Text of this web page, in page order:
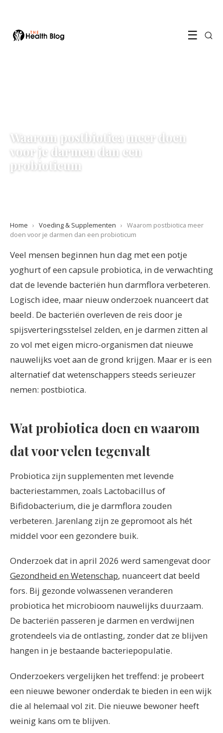
☰
Waarom postbiotica meer doen
voor je darmen dan een
probioticum
Home › Voeding & Supplementen › Waarom postbiotica meer
doen voor je darmen dan een probioticum
Veel mensen beginnen hun dag met een potje
yoghurt of een capsule probiotica, in de verwachting
dat de levende bacteriën hun darmflora verbeteren.
Logisch idee, maar nieuw onderzoek nuanceert dat
beeld. De bacteriën overleven de reis door je
spijsverteringsstelsel zelden, en je darmen zitten al
zo vol met eigen micro-organismen dat nieuwe
nauwelijks voet aan de grond krijgen. Maar er is een
alternatief dat wetenschappers steeds serieuzer
nemen: postbiotica.
Wat probiotica doen en waarom
dat voor velen tegenvalt
Probiotica zijn supplementen met levende
bacteriestammen, zoals Lactobacillus of
Bifidobacterium, die je darmflora zouden
verbeteren. Jarenlang zijn ze gepromoot als hét
middel voor een gezondere buik.
Onderzoek dat in april 2026 werd samengevat door
Gezondheid en Wetenschap, nuanceert dat beeld
fors. Bij gezonde volwassenen veranderen
probiotica het microbioom nauwelijks duurzaam.
De bacteriën passeren je darmen en verdwijnen
grotendeels via de ontlasting, zonder dat ze blijven
hangen in je bestaande bacteriepopulatie.
Onderzoekers vergelijken het treffend: je probeert
een nieuwe bewoner onderdak te bieden in een wijk
die al helemaal vol zit. Die nieuwe bewoner heeft
weinig kans om te blijven.